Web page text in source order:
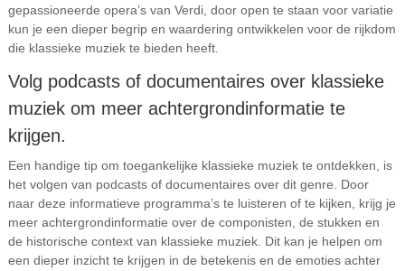
gepassioneerde opera’s van Verdi, door open te staan voor variatie
kun je een dieper begrip en waardering ontwikkelen voor de rijkdom
die klassieke muziek te bieden heeft.
Volg podcasts of documentaires over klassieke
muziek om meer achtergrondinformatie te
krijgen.
Een handige tip om toegankelijke klassieke muziek te ontdekken, is
het volgen van podcasts of documentaires over dit genre. Door
naar deze informatieve programma’s te luisteren of te kijken, krijg je
meer achtergrondinformatie over de componisten, de stukken en
de historische context van klassieke muziek. Dit kan je helpen om
een dieper inzicht te krijgen in de betekenis en de emoties achter